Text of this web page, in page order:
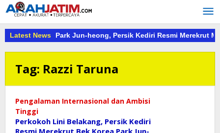
Lewati
ke
konten
Latest News
Usai Park Jun-heong, Persik Kediri Resmi Merekrut
Tag: Razzi Taruna
Pengalaman Internasional dan Ambisi
Tinggi
Perkokoh Lini Belakang, Persik Kediri
Resmi Merekrut Bek Korea Park Jun-